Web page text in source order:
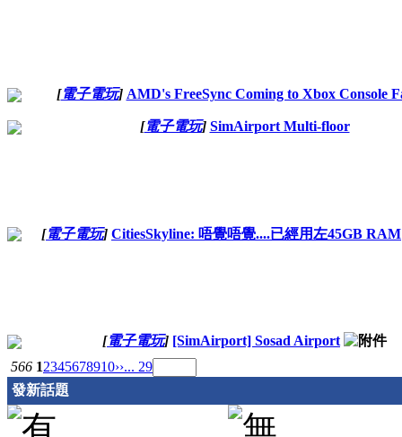
[電子電玩] AMD's FreeSync Coming to Xbox Console
[電子電玩] SimAirport Multi-floor
[電子電玩] CitiesSkyline: 唔覺唔覺....已經用左45GB RAM
[電子電玩] [SimAirport] Sosad Airport
566 12345678910››... 29
發新話題